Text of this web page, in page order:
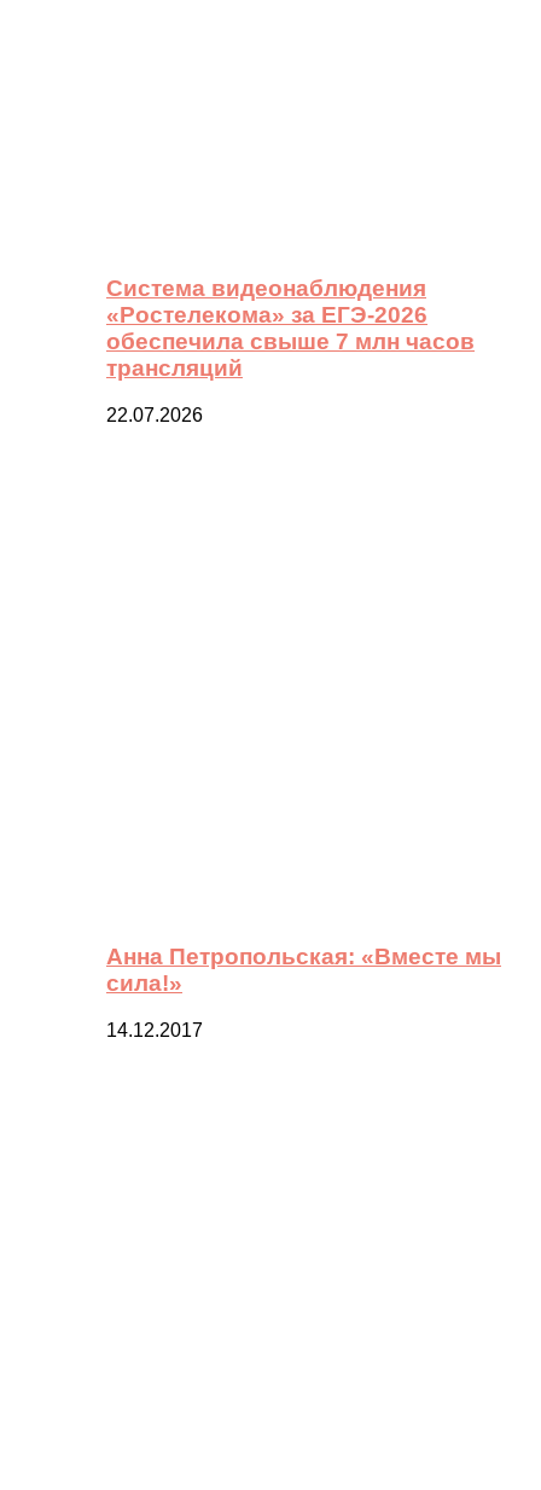
Система видеонаблюдения
«Ростелекома» за ЕГЭ-2026
обеспечила свыше 7 млн часов
трансляций
22.07.2026
Анна Петропольская: «Вместе мы
сила!»
14.12.2017